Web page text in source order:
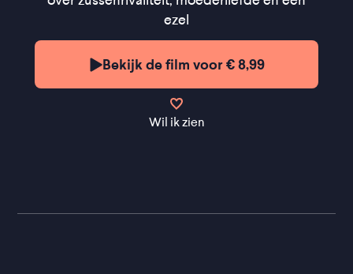
ezel
Bekijk de film voor € 8,99
Wil ik zien